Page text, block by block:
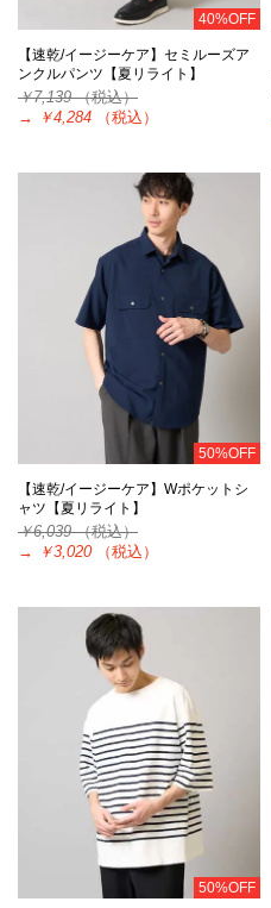
40%OFF
【速乾/イージーケア】セミルーズア
ンクルパンツ【夏リライト】
￥7,139（税込）
→
￥4,284 （税込）
50%OFF
【速乾/イージーケア】Wポケットシ
ャツ【夏リライト】
￥6,039（税込）
→
￥3,020 （税込）
50%OFF